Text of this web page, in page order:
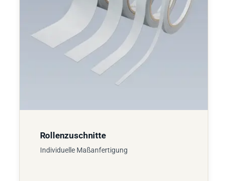
Rollenzuschnitte
Individuelle Maßanfertigung